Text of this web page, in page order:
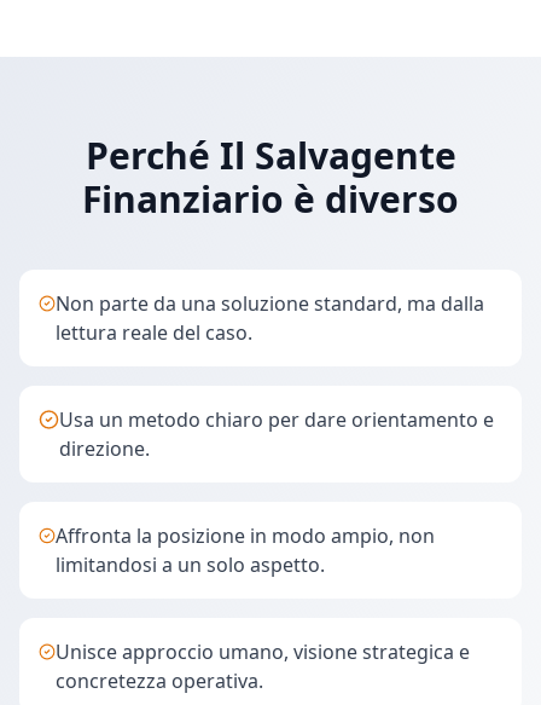
Perché Il Salvagente
Finanziario è diverso
Non parte da una soluzione standard, ma dalla
lettura reale del caso.
Usa un metodo chiaro per dare orientamento e
direzione.
Affronta la posizione in modo ampio, non
limitandosi a un solo aspetto.
Unisce approccio umano, visione strategica e
concretezza operativa.